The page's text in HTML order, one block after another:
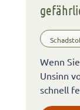
Wenn
Unsinn
schnell